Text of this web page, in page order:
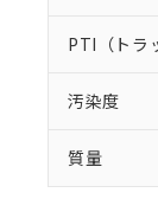
PTI（トラ
汚染度
質量